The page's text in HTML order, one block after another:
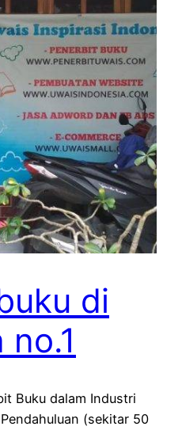
di
Buku dalam Industri
(sekitar 50